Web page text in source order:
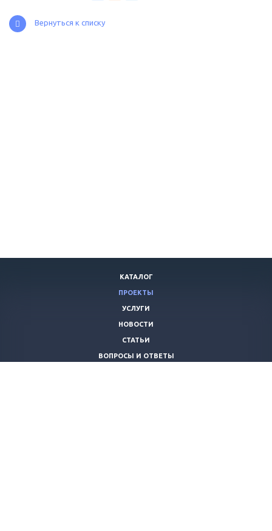
Вернуться к списку
КАТАЛОГ
ПРОЕКТЫ
УСЛУГИ
НОВОСТИ
СТАТЬИ
ВОПРОСЫ И ОТВЕТЫ